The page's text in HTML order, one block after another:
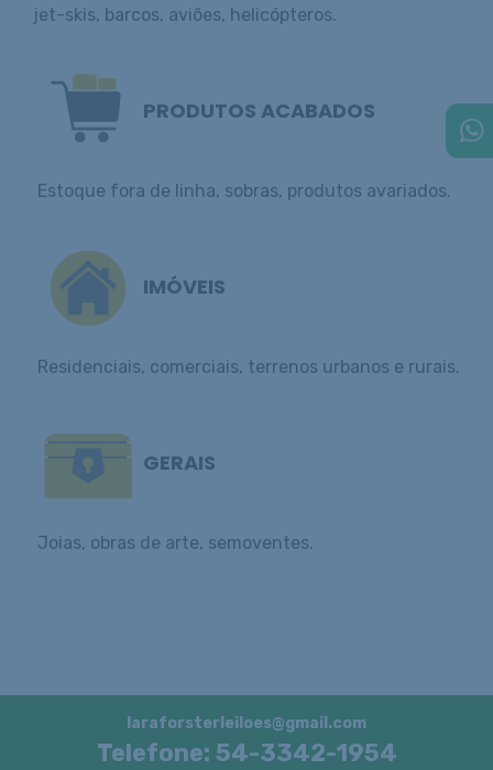
jet-skis, barcos, aviões, helicópteros.
PRODUTOS ACABADOS
Estoque fora de linha, sobras, produtos avariados.
IMÓVEIS
Residenciais, comerciais, terrenos urbanos e rurais.
GERAIS
Joias, obras de arte, semoventes.
laraforsterleiloes@gmail.com
Telefone: 54-3342-1954